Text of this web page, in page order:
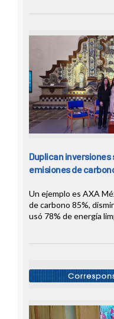
Duplican
emisiones de
Un ejemplo es AXA
de carbono 85%,
usó 78% de energía